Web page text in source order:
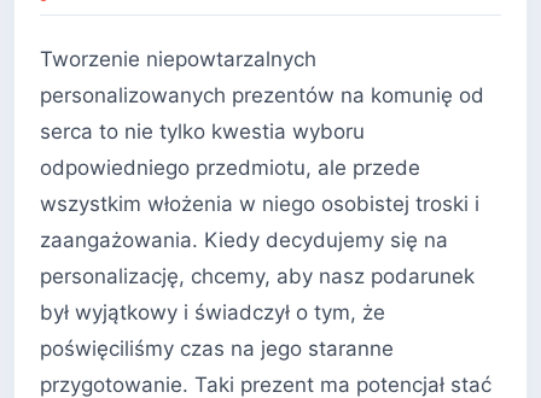
Tworzenie niepowtarzalnych
personalizowanych prezentów na komunię od
serca to nie tylko kwestia wyboru
odpowiedniego przedmiotu, ale przede
wszystkim włożenia w niego osobistej troski i
zaangażowania. Kiedy decydujemy się na
personalizację, chcemy, aby nasz podarunek
był wyjątkowy i świadczył o tym, że
poświęciliśmy czas na jego staranne
przygotowanie. Taki prezent ma potencjał stać